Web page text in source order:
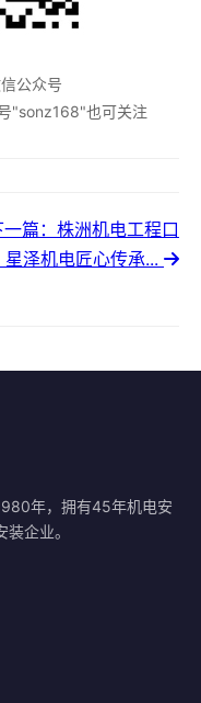
公众号
"sonz168"也可关注
一篇：株洲机电工程口
星泽机电匠心传承...
年，拥有45年机电安
企业。